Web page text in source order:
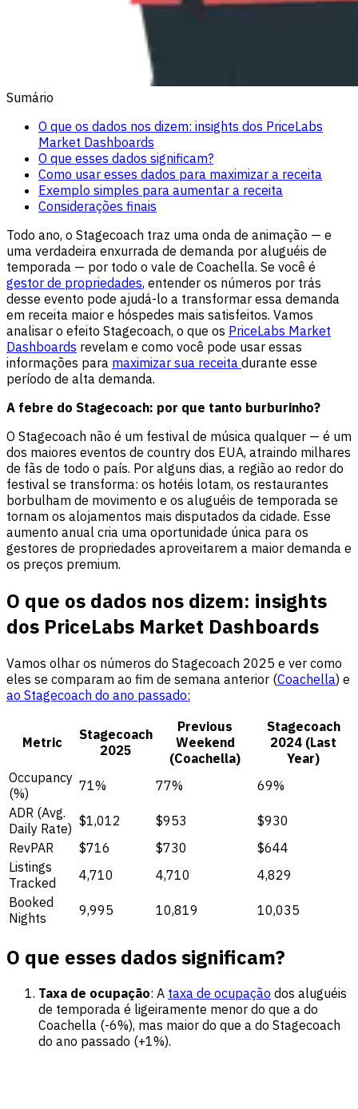
Sumário
O que os dados nos dizem: insights dos PriceLabs
Market Dashboards
O que esses dados significam?
Como usar esses dados para maximizar a receita
Exemplo simples para aumentar a receita
Considerações finais
Todo ano, o Stagecoach traz uma onda de animação — e
uma verdadeira enxurrada de demanda por aluguéis de
temporada — por todo o vale de Coachella. Se você é
gestor de propriedades, entender os números por trás
desse evento pode ajudá-lo a transformar essa demanda
em receita maior e hóspedes mais satisfeitos. Vamos
analisar o efeito Stagecoach, o que os PriceLabs Market
Dashboards revelam e como você pode usar essas
informações para maximizar sua receita durante esse
período de alta demanda.
A febre do Stagecoach: por que tanto burburinho?
O Stagecoach não é um festival de música qualquer — é um
dos maiores eventos de country dos EUA, atraindo milhares
de fãs de todo o país. Por alguns dias, a região ao redor do
festival se transforma: os hotéis lotam, os restaurantes
borbulham de movimento e os aluguéis de temporada se
tornam os alojamentos mais disputados da cidade. Esse
aumento anual cria uma oportunidade única para os
gestores de propriedades aproveitarem a maior demanda e
os preços premium.
O que os dados nos dizem: insights
dos PriceLabs Market Dashboards
Vamos olhar os números do Stagecoach 2025 e ver como
eles se comparam ao fim de semana anterior (Coachella) e
ao Stagecoach do ano passado:
Metric
Stagecoach
2025
Previous
Weekend
(Coachella)
Stagecoach
2024 (Last
Year)
Occupancy
(%)
71% 77%
69%
ADR (Avg.
Daily Rate) $1,012 $953
$930
RevPAR
$716 $730
$644
Listings
Tracked
4,710 4,710
4,829
Booked
Nights
9,995 10,819 10,035
O que esses dados significam?
Taxa de ocupação: A taxa de ocupação dos aluguéis
de temporada é ligeiramente menor do que a do
Coachella (-6%), mas maior do que a do Stagecoach
do ano passado (+1%).